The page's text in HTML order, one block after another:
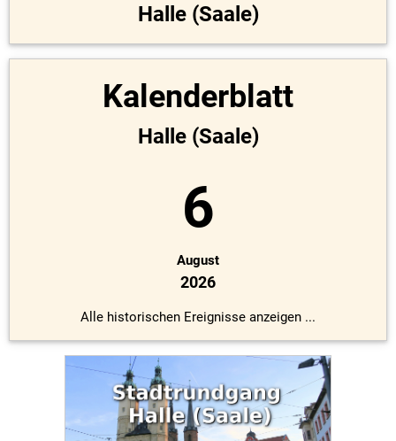
Halle (Saale)
Kalenderblatt
Halle (Saale)
6
August
2026
Alle historischen Ereignisse anzeigen ...